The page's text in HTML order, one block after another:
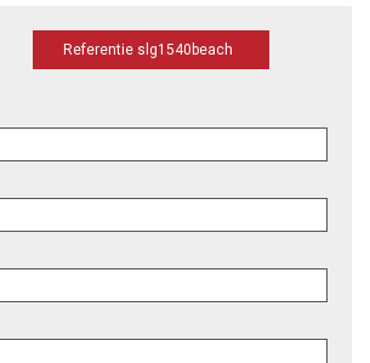
Referentie slg1540beach